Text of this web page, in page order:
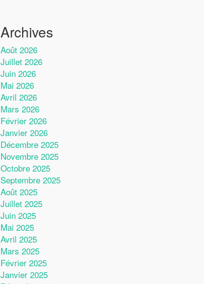
Archives
Août 2026
Juillet 2026
Juin 2026
Mai 2026
Avril 2026
Mars 2026
Février 2026
Janvier 2026
Décembre 2025
Novembre 2025
Octobre 2025
Septembre 2025
Août 2025
Juillet 2025
Juin 2025
Mai 2025
Avril 2025
Mars 2025
Février 2025
Janvier 2025